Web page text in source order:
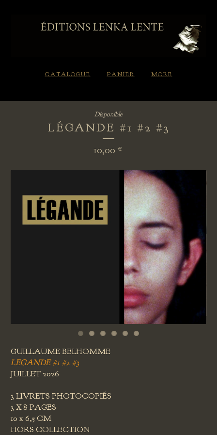
CATALOGUE PANIER MORE
LÉGANDE #1 #2 #3
10,00 €
Disponible
GUILLAUME BELHOMME
LEGANDE #1 #2 #3
JUILLET 2026
3 LIVRETS PHOTOCOPIÉS
3 X 8 PAGES
10 x 6,5 CM
HORS COLLECTION